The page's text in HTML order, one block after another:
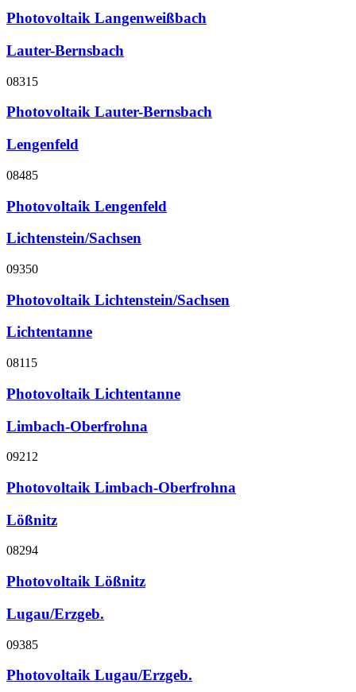
Photovoltaik Langenweißbach
Lauter-Bernsbach
08315
Photovoltaik Lauter-Bernsbach
Lengenfeld
08485
Photovoltaik Lengenfeld
Lichtenstein/Sachsen
09350
Photovoltaik Lichtenstein/Sachsen
Lichtentanne
08115
Photovoltaik Lichtentanne
Limbach-Oberfrohna
09212
Photovoltaik Limbach-Oberfrohna
Lößnitz
08294
Photovoltaik Lößnitz
Lugau/Erzgeb.
09385
Photovoltaik Lugau/Erzgeb.